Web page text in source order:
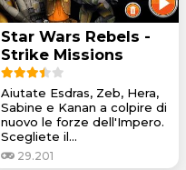
Star Wars Rebels -
Strike Missions
Aiutate Esdras, Zeb, Hera,
Sabine e Kanan a colpire di
nuovo le forze dell'Impero.
Scegliete il...
29.201